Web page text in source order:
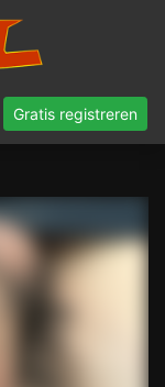
Gratis registreren